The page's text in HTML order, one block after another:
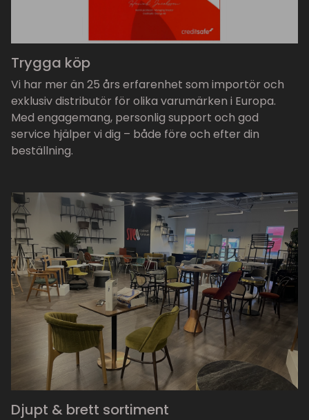
Trygga köp
Vi har mer än 25 års erfarenhet som importör och
exklusiv distributör för olika varumärken i Europa.
Med engagemang, personlig support och god
service hjälper vi dig – både före och efter din
beställning.
Djupt & brett sortiment